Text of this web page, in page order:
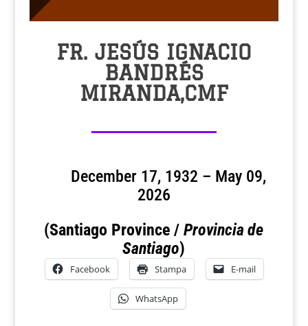
FR. JESÚS IGNACIO
BANDRÉS
MIRANDA,CMF
December 17, 1932 – May 09,
2026
(Santiago Province /Provincia de
Santiago)
Facebook Stampa E-mail
WhatsApp